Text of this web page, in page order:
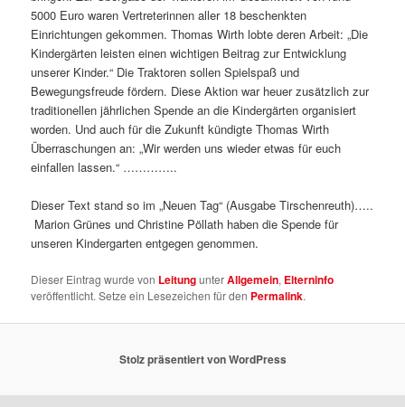
5000 Euro waren Vertreterinnen aller 18 beschenkten
Einrichtungen gekommen. Thomas Wirth lobte deren Arbeit: „Die
Kindergärten leisten einen wichtigen Beitrag zur Entwicklung
unserer Kinder.“ Die Traktoren sollen Spielspaß und
Bewegungsfreude fördern. Diese Aktion war heuer zusätzlich zur
traditionellen jährlichen Spende an die Kindergärten organisiert
worden. Und auch für die Zukunft kündigte Thomas Wirth
Überraschungen an: „Wir werden uns wieder etwas für euch
einfallen lassen.“ …………..
Dieser Text stand so im „Neuen Tag“ (Ausgabe Tirschenreuth)…..
Marion Grünes und Christine Pöllath haben die Spende für
unseren Kindergarten entgegen genommen.
Dieser Eintrag wurde von LeitungunterAllgemein, Elterninfo
veröffentlicht. Setze ein Lesezeichen für den Permalink.
Stolz präsentiert von WordPress